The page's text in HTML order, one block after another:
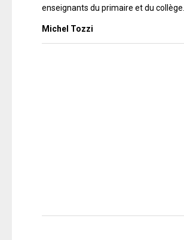
enseignants du primaire et du collège…
Michel Tozzi